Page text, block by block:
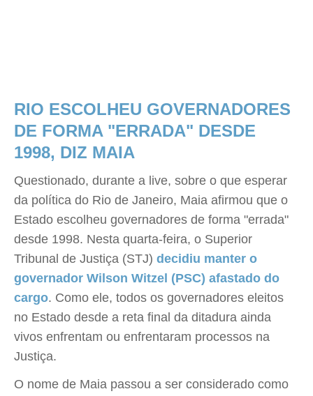
RIO ESCOLHEU GOVERNADORES
DE FORMA "ERRADA" DESDE
1998, DIZ MAIA
Questionado, durante a live, sobre o que esperar
da política do Rio de Janeiro, Maia afirmou que o
Estado escolheu governadores de forma "errada"
desde 1998. Nesta quarta-feira, o Superior
Tribunal de Justiça (STJ) decidiu manter o
governador Wilson Witzel (PSC) afastado do
cargo. Como ele, todos os governadores eleitos
no Estado desde a reta final da ditadura ainda
vivos enfrentam ou enfrentaram processos na
Justiça.
O nome de Maia passou a ser considerado como